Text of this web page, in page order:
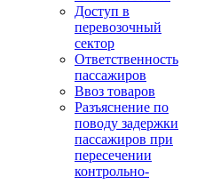
Доступ в
перевозочный
сектор
Ответственность
пассажиров
Ввоз товаров
Разъяснение по
поводу задержки
пассажиров при
пересечении
контрольно-